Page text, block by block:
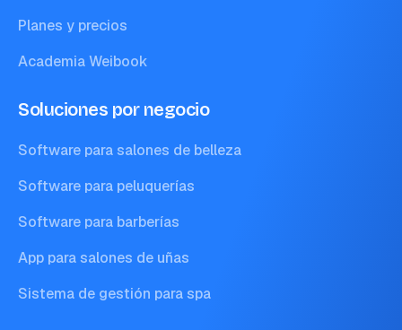
Planes y precios
Academia Weibook
Soluciones por negocio
Software para salones de belleza
Software para peluquerías
Software para barberías
App para salones de uñas
Sistema de gestión para spa